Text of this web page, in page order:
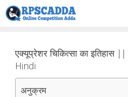
Skip
to
एक्यूप्रेशर चिकित्सा का
Hindi
अनुक्रम